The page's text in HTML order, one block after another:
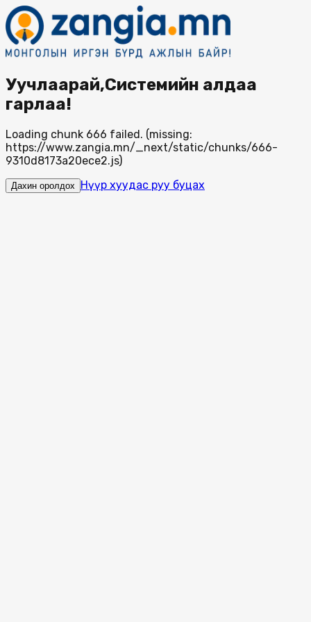
Уучлаарай,Системийн алдаа
гарлаа!
Loading chunk 666 failed. (missing:
https://www.zangia.mn/_next/static/chunks/666-
9310d8173a20ece2.js)
Дахин оролдох Нүүр хуудас руу буцах